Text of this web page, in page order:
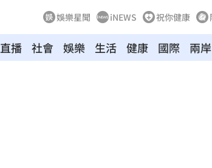
娛樂星聞 iNEWS 祝你健康
直播 社會 娛樂 生活 健康 國際 兩岸